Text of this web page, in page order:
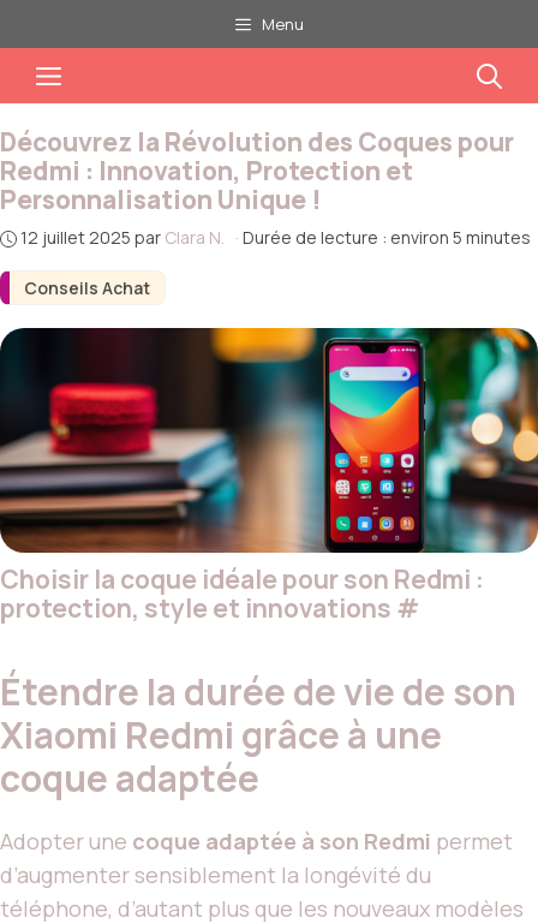
au
contenu
Menu
Menu
Conseils Achat
Découvrez la Révolution des Coques pour
Redmi : Innovation, Protection et
Personnalisation Unique !
12 juillet 2025 par Clara N. · Durée de lecture : environ 5 minutes
Choisir la coque idéale pour son Redmi :
protection, style et innovations #
Étendre la durée de vie de son
Xiaomi Redmi grâce à une
coque adaptée
Adopter une coque adaptée à son Redmi permet
d’augmenter sensiblement la longévité du
téléphone, d’autant plus que les nouveaux modèles